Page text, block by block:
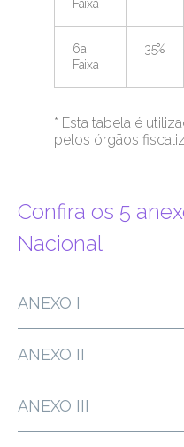
Faixa
6a
Faixa
35%
* Esta tabela é
pelos órgãos
Confira os 5
Nacional
ANEXO I
ANEXO II
ANEXO III